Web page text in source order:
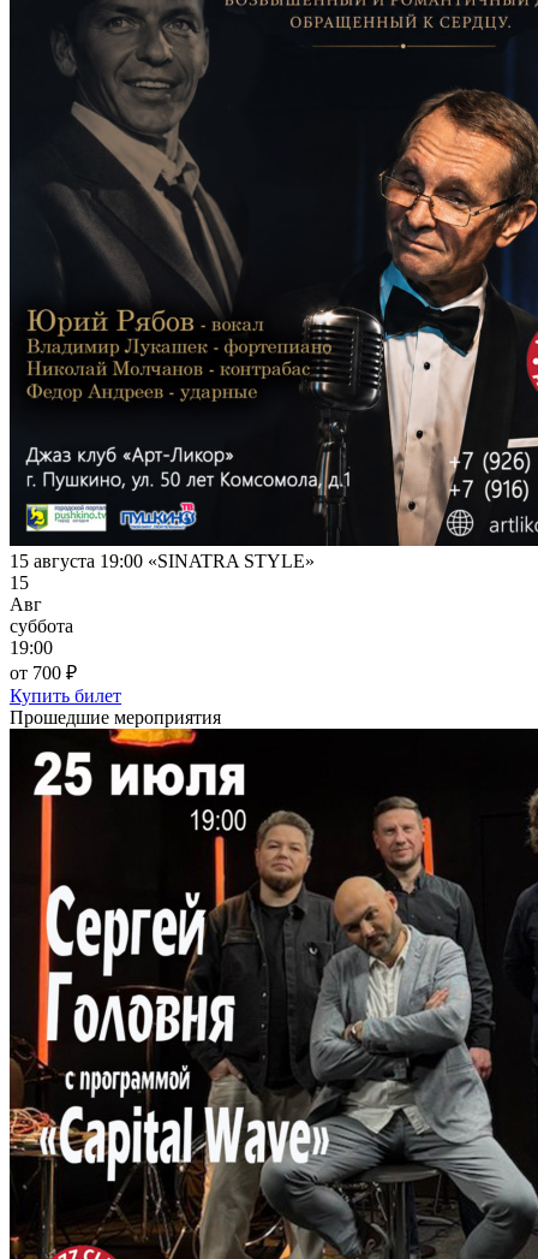
15 августа 19:00 «SINATRA STYLE»
15
Авг
суббота
19:00
от 700 ₽
Купить билет
Прошедшие мероприятия